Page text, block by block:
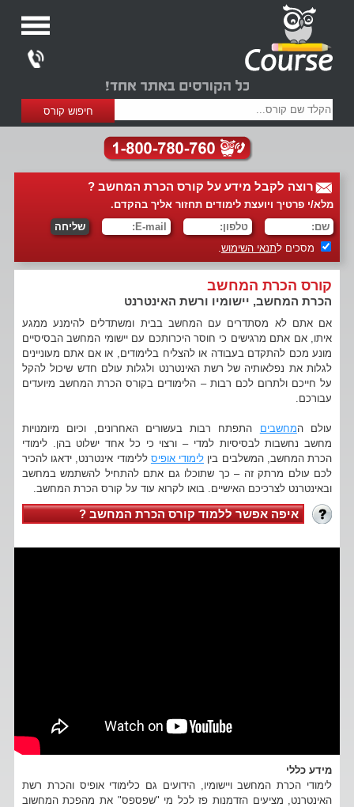
רוצה לקבל מידע על קורס הכרת המחשב ?
מלא/י פרטיך ויועצת לימודים תחזור אליך בהקדם.
מסכים לתנאי השימוש.
קורס הכרת המחשב
הכרת המחשב, יישומיו ורשת האינטרנט
אם אתם לא מסתדרים עם המחשב בבית ומשתדלים להימנע ממגע
איתו, אם אתם מרגישים כי חוסר היכרותכם עם יישומי המחשב הבסיסיים
מונע מכם להתקדם בעבודה או להצליח בלימודים, או אם אתם מעוניינים
לגלות את נפלאותיה של רשת האינטרנט ולגלות עולם חדש שיכול להקל
על חייכם ולתרום לכם רבות – הלימודים בקורס הכרת המחשב מיועדים
עבורכם.
עולם המחשבים התפתח רבות בעשורים האחרונים, וכיום מיומנויות
מחשב נחשבות לבסיסיות למדי – ורצוי כי כל אחד ישלוט בהן. לימודי
הכרת המחשב, המשלבים בין לימודי אופיס ללימודי אינטרנט, ידאגו להכיר
לכם עולם מרתק זה – כך שתוכלו גם אתם להתחיל להשתמש במחשב
ובאינטרנט לצרכיכם האישיים. בואו לקרוא עוד על קורס הכרת המחשב.
איפה אפשר ללמוד קורס הכרת המחשב ?
מידע כללי
לימודי הכרת המחשב ויישומיו, הידועים גם כלימודי אופיס והכרת רשת
האינטרנט, מציעים הזדמנות פז לכל מי "שפספס" את מהפכת המחשוב